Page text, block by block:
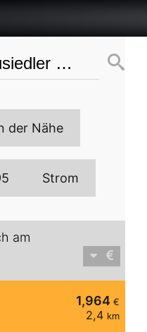
der Nähe
Strom
am
1,964 €
2,4 km